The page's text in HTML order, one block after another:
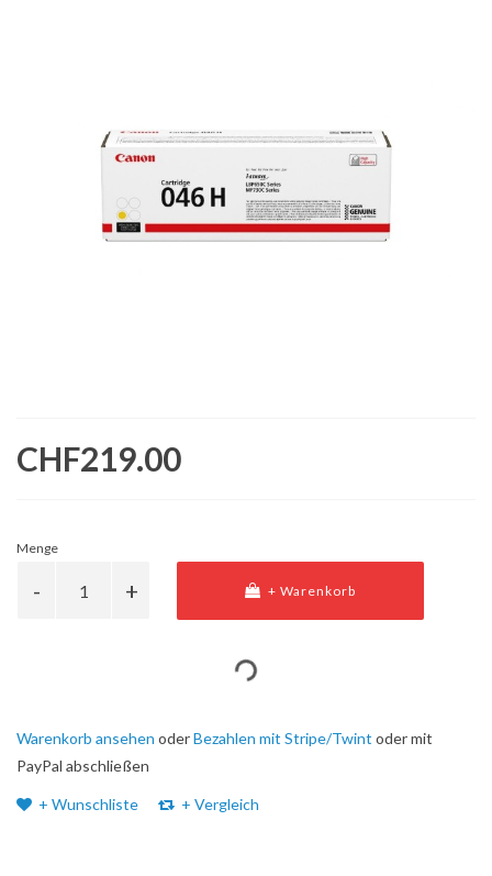
CHF219.00
Menge
+ Warenkorb
Warenkorb ansehen oderBezahlen mit Stripe/Twint oder mit
PayPal abschließen
+ Wunschliste + Vergleich